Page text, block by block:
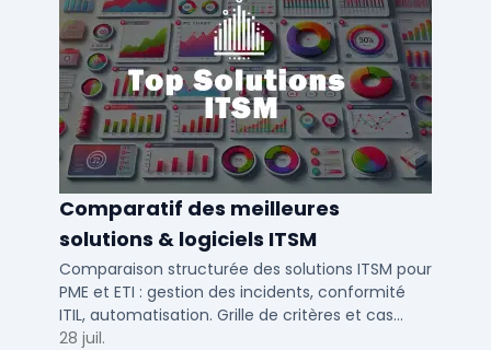
Comparatif des meilleures
solutions & logiciels ITSM
Comparaison structurée des solutions ITSM pour
PME et ETI : gestion des incidents, conformité
ITIL, automatisation. Grille de critères et cas
d'usage par taille d'entreprise.
28 juil.